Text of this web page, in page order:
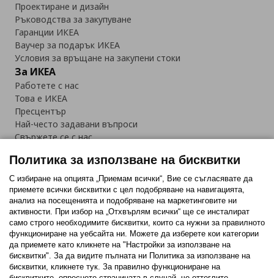
Проектиране и дизайн
Ръководства за закупуване
Гаранции ИКЕА
Ваучер за подарък ИКЕА
Условия за връщане на закупени стоки
За ИКЕА
Работете с нас
Това е ИКЕА
Пресцентър
Най-често задавани въпроси
Свържете се с нас
Последвайте ни:
FacebookTwitterYoutubePinterestInstagram
Политика за използване на бисквитки
С избиране на опцията „Приемам всички“, Вие се съгласявате да
приемете всички бисквитки с цел подобряване на навигацията,
анализ на посещенията и подобряване на маркетинговите ни
активности. При избор на „Отхвърлям всички“ ще се инсталират
само строго необходимитe бисквитки, които са нужни за правилното
функциониране на уебсайта ни. Можете да изберете кои категории
да приемете като кликнете на "Настройки за използване на
бисквитки". За да видите пълната ни Политика за използване на
бисквитки, кликнете тук. За правилно функциониране на